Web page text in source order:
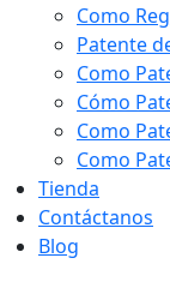
Como
Patente
Como
Cómo
Como
Como
Tienda
Contáctanos
Blog